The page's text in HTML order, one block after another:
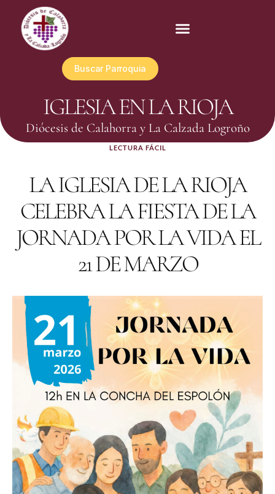
Buscar Parroquia
IGLESIA EN LA RIOJA
Diócesis de Calahorra y La Calzada Logroño
LECTURA FÁCIL
LA IGLESIA DE LA RIOJA
CELEBRA LA FIESTA DE LA
JORNADA POR LA VIDA EL
21 DE MARZO